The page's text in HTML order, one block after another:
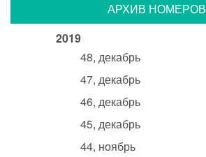
АРХИВ НОМЕРОВ
2019
48, декабрь
47, декабрь
46, декабрь
45, декабрь
44, ноябрь